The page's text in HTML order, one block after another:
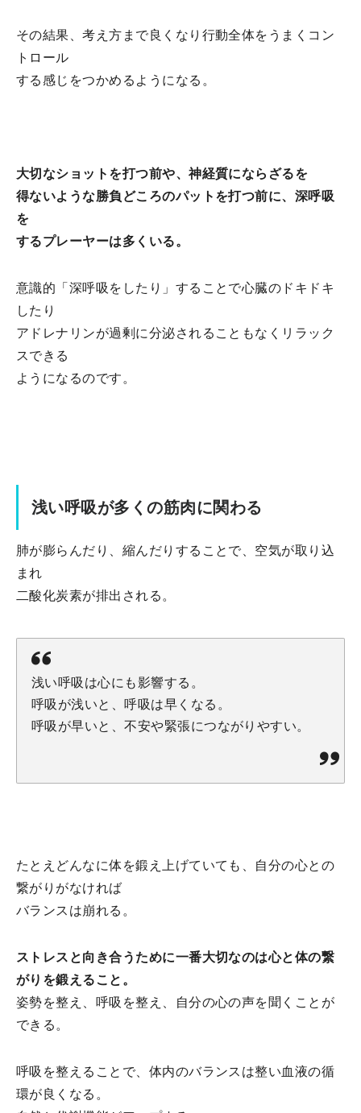
その結果、考え方まで良くなり行動全体をうまくコン
トロール
する感じをつかめるようになる。
大切なショットを打つ前や、神経質にならざるを
得ないような勝負どころのパットを打つ前に、深呼吸
を
するプレーヤーは多くいる。
意識的「深呼吸をしたり」することで心臓のドキドキ
したり
アドレナリンが過剰に分泌されることもなくリラック
スできる
ようになるのです。
浅い呼吸が多くの筋肉に関わる
肺が膨らんだり、縮んだりすることで、空気が取り込
まれ
二酸化炭素が排出される。
浅い呼吸は心にも影響する。
呼吸が浅いと、呼吸は早くなる。
呼吸が早いと、不安や緊張につながりやすい。
たとえどんなに体を鍛え上げていても、自分の心との
繋がりがなければ
バランスは崩れる。
ストレスと向き合うために一番大切なのは心と体の繋
がりを鍛えること。
姿勢を整え、呼吸を整え、自分の心の声を聞くことが
できる。
呼吸を整えることで、体内のバランスは整い血液の循
環が良くなる。